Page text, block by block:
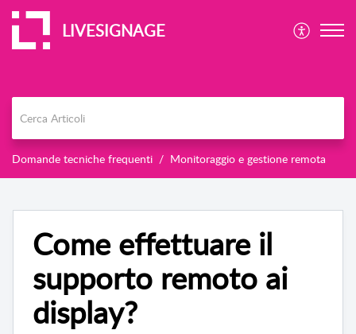
LIVESIGNAGE
Domande tecniche frequenti Monitoraggio e gestione remota
Come effettuare il
supporto remoto ai
display?